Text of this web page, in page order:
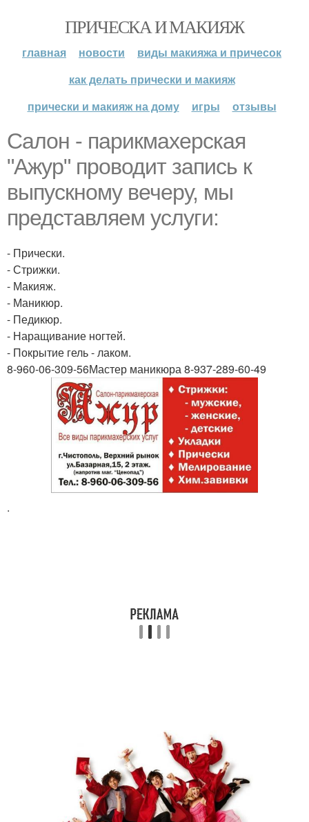
ПРИЧЕСКА И МАКИЯЖ
главная новости
виды макияжа и причесок
как делать прически и макияж
прически и макияж на дому
игры отзывы
Салон - парикмахерская
"Ажур" проводит запись к
выпускному вечеру, мы
представляем услуги:
- Прически.
- Стрижки.
- Макияж.
- Маникюр.
- Педикюр.
- Наращивание ногтей.
- Покрытие гель - лаком.
8-960-06-309-56Мастер маникюра 8-937-289-60-49
.